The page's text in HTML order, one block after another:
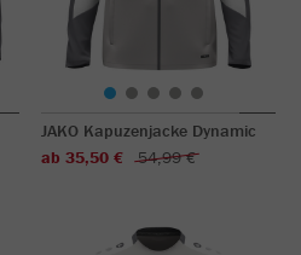
JAKO Kapuzenjacke Dynamic
ab 35,50 €
54,99 €